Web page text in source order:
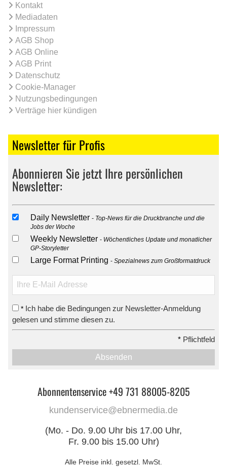
Kontakt
Mediadaten
Impressum
AGB Shop
AGB Online
AGB Print
Datenschutz
Cookie-Manager
Nutzungsbedingungen
Verträge hier kündigen
Newsletter für Profis
Abonnieren Sie jetzt Ihre persönlichen
Newsletter:
Daily Newsletter
Top-News für die Druckbranche und die
Jobs der Woche
Weekly Newsletter
Wöchentliches Update und monatlicher
GP-Storyletter
Large Format Printing Spezialnews zum Großformatdruck
* Ich habe die Bedingungen zur Newsletter-Anmeldung
gelesen und stimme diesen zu.
* Pflichtfeld
Absenden
Abonnentenservice +49 731 88005-8205
kundenservice@ebnermedia.de
(Mo. - Do. 9.00 Uhr bis 17.00 Uhr,
Fr. 9.00 bis 15.00 Uhr)
Alle Preise inkl. gesetzl. MwSt.